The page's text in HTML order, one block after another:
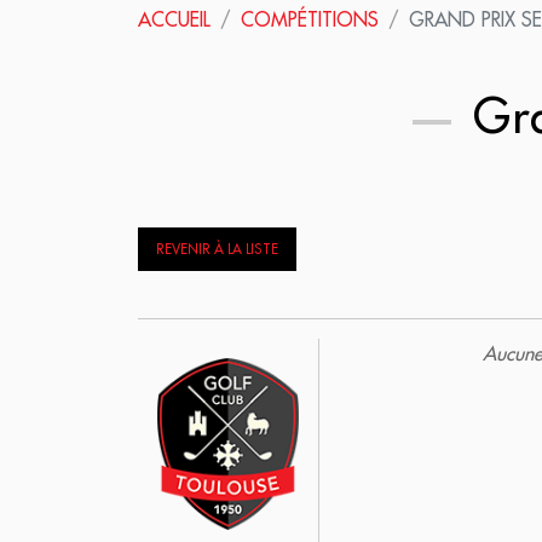
ACCUEIL COMPÉTITIONS GRAND PRIX
REVENIR À LA LISTE